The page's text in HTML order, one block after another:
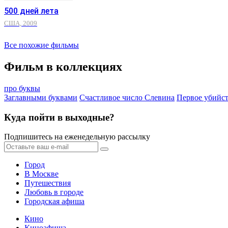
500 дней лета
США, 2009
Все похожие фильмы
Фильм в коллекциях
про буквы
Заглавными буквами Счастливое число Слевина Первое
Куда пойти в выходные?
Подпишитесь на еженедельную рассылку
Город
В Москве
Путешествия
Любовь в городе
Городская афиша
Кино